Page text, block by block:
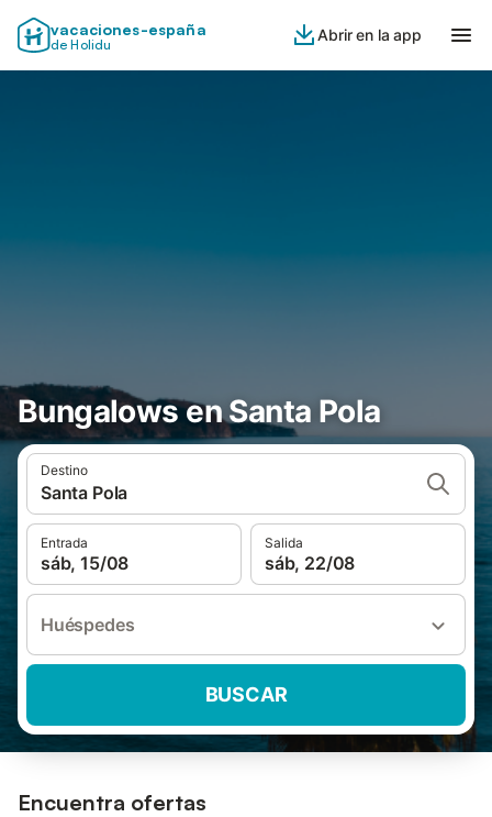
vacaciones-españa
de Holidu
Abrir en la app
Bungalows en Santa Pola
Destino
Santa Pola
Entrada
sáb, 15/08
Salida
sáb, 22/08
Huéspedes
BUSCAR
Encuentra ofertas